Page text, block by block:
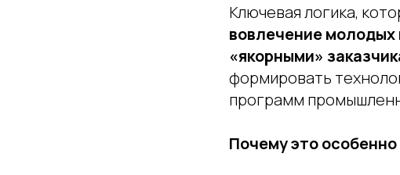
Ключевая логика,
вовлечение молодых
«якорными»
формировать
программ
Почему это